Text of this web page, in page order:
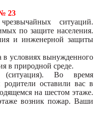
23
ситуаций.
по защите населения.
и инженерной защиты
в условиях вынужденного
в природной среде.
(ситуация). Во время
родители оставили вас в
на шестом этаже.
возник пожар. Ваши